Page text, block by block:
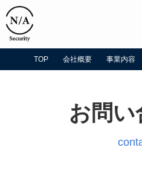
TOP 会社概要 事業内容
お問い